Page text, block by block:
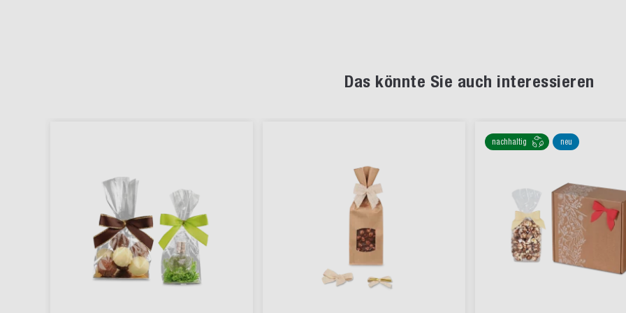
Das könnte Sie auch interessieren
nachhaltig neu